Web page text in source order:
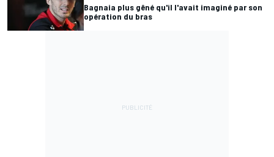
Bagnaia plus gêné qu'il l'avait imaginé par son
opération du bras